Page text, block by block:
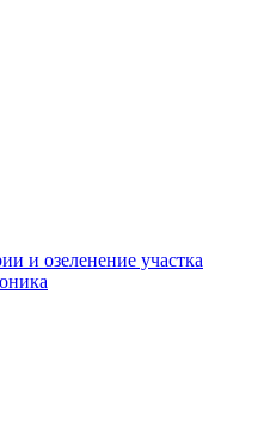
и озеленение участка